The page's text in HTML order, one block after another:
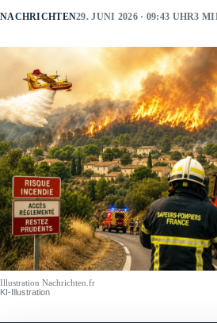
NACHRICHTEN29. JUNI 2026 · 09:43 UHR3
Illustration Nachrichten.fr
KI-Illustration